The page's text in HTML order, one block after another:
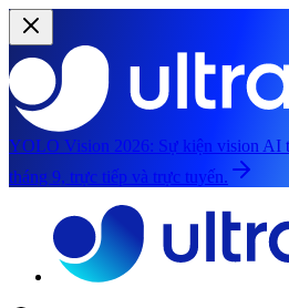
YOLO Vision 2026: Sự kiện vision AI
tháng 9, trực tiếp và trực tuyến.